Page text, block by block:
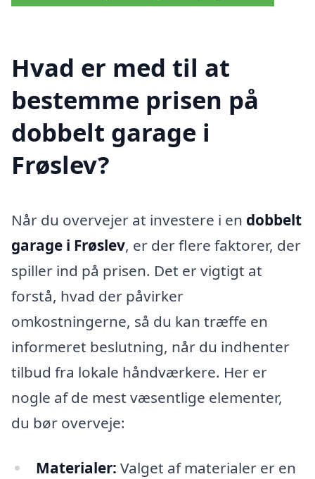
Hvad er med til at
bestemme prisen på
dobbelt garage i
Frøslev?
Når du overvejer at investere i en dobbelt
garage i Frøslev, er der flere faktorer, der
spiller ind på prisen. Det er vigtigt at
forstå, hvad der påvirker
omkostningerne, så du kan træffe en
informeret beslutning, når du indhenter
tilbud fra lokale håndværkere. Her er
nogle af de mest væsentlige elementer,
du bør overveje:
Materialer: Valget af materialer er en